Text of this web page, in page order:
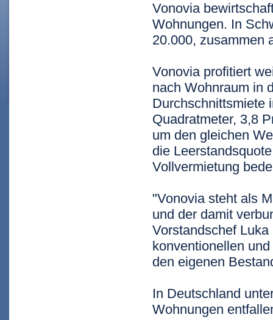
Vonovia
Wohnungen. In
20.000, zusammen
Vonovia profitiert
nach Wohnraum in
Durchschnittsmiete
Quadratmeter, 3,8
um den gleichen
die
Vollvermietung
"Vonovia steht als
und der damit
Vorstandschef
konventionellen
den eigenen
In Deutschland
Wohnungen